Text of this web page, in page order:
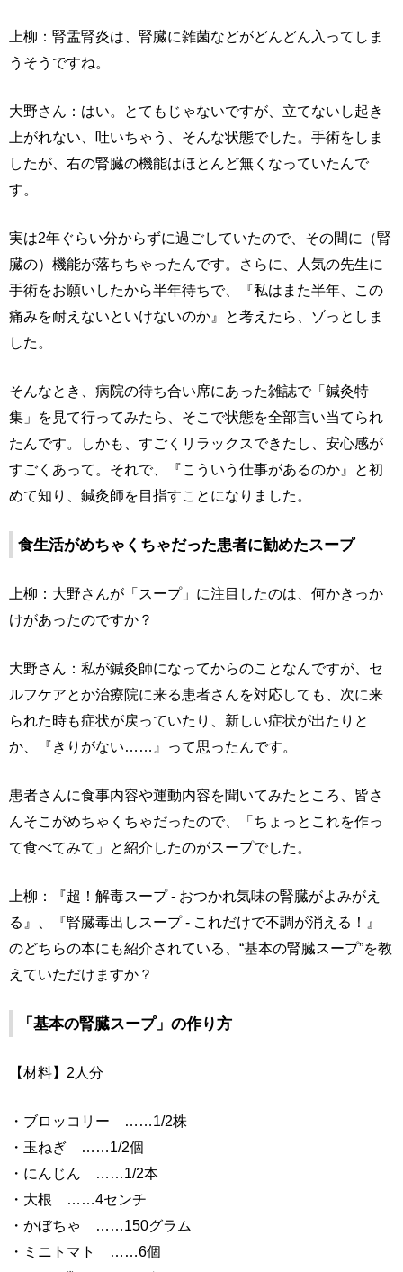
上柳：腎盂腎炎は、腎臓に雑菌などがどんどん入ってしま
うそうですね。
大野さん：はい。とてもじゃないですが、立てないし起き
上がれない、吐いちゃう、そんな状態でした。手術をしま
したが、右の腎臓の機能はほとんど無くなっていたんで
す。
実は2年ぐらい分からずに過ごしていたので、その間に（腎
臓の）機能が落ちちゃったんです。さらに、人気の先生に
手術をお願いしたから半年待ちで、『私はまた半年、この
痛みを耐えないといけないのか』と考えたら、ゾっとしま
した。
そんなとき、病院の待ち合い席にあった雑誌で「鍼灸特
集」を見て行ってみたら、そこで状態を全部言い当てられ
たんです。しかも、すごくリラックスできたし、安心感が
すごくあって。それで、『こういう仕事があるのか』と初
めて知り、鍼灸師を目指すことになりました。
食生活がめちゃくちゃだった患者に勧めたスープ
上柳：大野さんが「スープ」に注目したのは、何かきっか
けがあったのですか？
大野さん：私が鍼灸師になってからのことなんですが、セ
ルフケアとか治療院に来る患者さんを対応しても、次に来
られた時も症状が戻っていたり、新しい症状が出たりと
か、『きりがない……』って思ったんです。
患者さんに食事内容や運動内容を聞いてみたところ、皆さ
んそこがめちゃくちゃだったので、「ちょっとこれを作っ
て食べてみて」と紹介したのがスープでした。
上柳：『超！解毒スープ - おつかれ気味の腎臓がよみがえ
る』、『腎臓毒出しスープ - これだけで不調が消える！』
のどちらの本にも紹介されている、“基本の腎臓スープ”を教
えていただけますか？
「基本の腎臓スープ」の作り方
【材料】2人分
・ブロッコリー ……1/2株
・玉ねぎ ……1/2個
・にんじん ……1/2本
・大根 ……4センチ
・かぼちゃ ……150グラム
・ミニトマト ……6個